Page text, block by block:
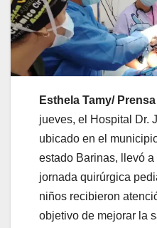
Esthela Tamy/
jueves, el Hospital Dr.
ubicado en el
estado Barinas, llevó
jornada quirúrgica
niños recibieron
objetivo de mejorar la